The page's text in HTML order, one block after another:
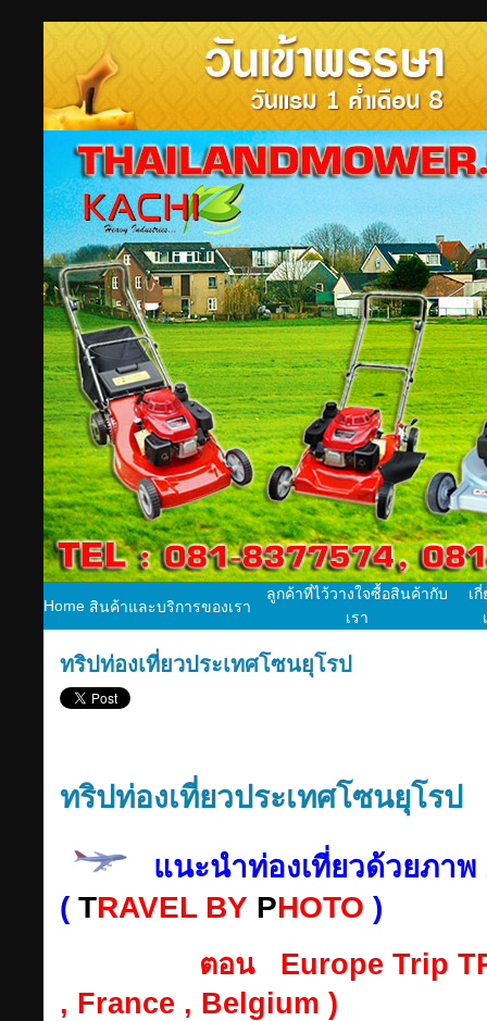
Home สินค้าและบริการของเรา
ลูกค้าที่ไว้วางใจซื้อสินค้ากับ
เรา
เ
ทริปท่องเที่ยวประเทศโซนยุโรป
ทริปท่องเที่ยวประเทศโซนยุโรป
แนะนำท่องเที่ยวด้วยภาพ
( TRAVEL BY PHOTO )
ตอน Europe Trip
, France , Belgium )